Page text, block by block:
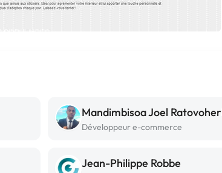
Développeur e-commerce
Jean-Philippe Robbe